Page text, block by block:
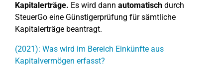
Kapitalerträge. Es wird dann automatisch durch
SteuerGo eine Günstigerprüfung für sämtliche
Kapitalerträge beantragt.
(2021): Was wird im Bereich Einkünfte aus
Kapitalvermögen erfasst?